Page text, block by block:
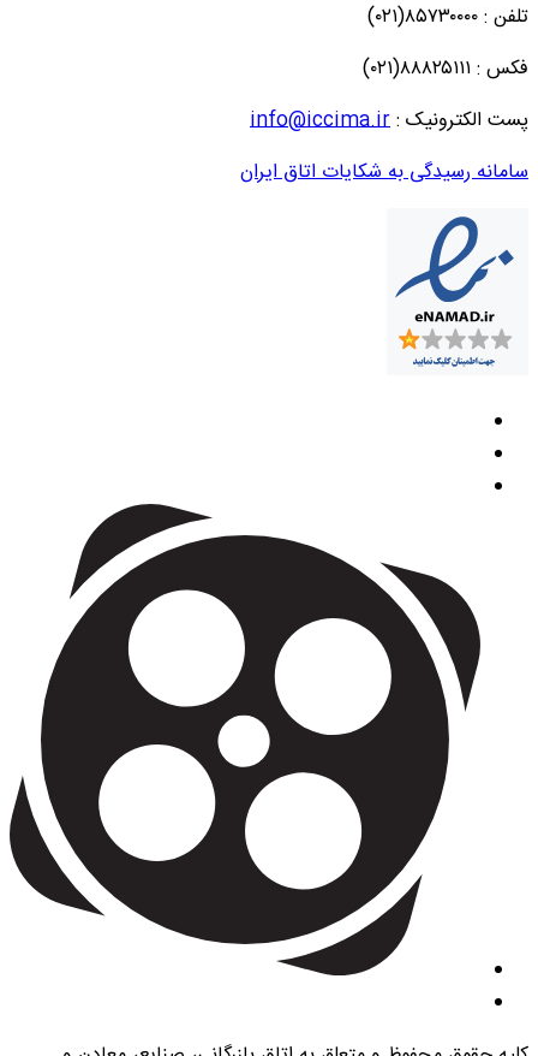
تلفن : ۸۵۷۳۰۰۰۰(۰۲۱)
فکس : ۸۸۸۲۵۱۱۱(۰۲۱)
پست الکترونیک :info@iccima.ir
سامانه رسیدگی به شکایات اتاق ایران